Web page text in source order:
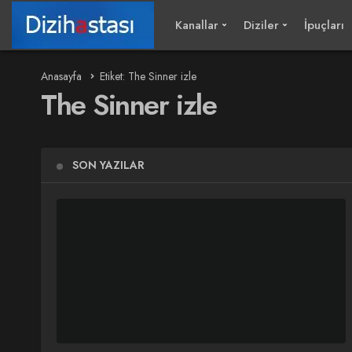
Kanallar Diziler İpuçları
Anasayfa Etiket: The Sinner izle
The Sinner izle
SON YAZILAR